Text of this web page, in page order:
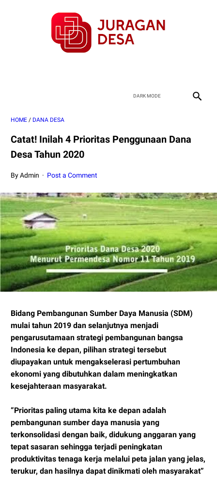
HOME / DANA DESA
Catat! Inilah 4 Prioritas Penggunaan Dana
Desa Tahun 2020
By Admin Post a Comment
Bidang Pembangunan Sumber Daya Manusia (SDM)
mulai tahun 2019 dan selanjutnya menjadi
pengarusutamaan strategi pembangunan bangsa
Indonesia ke depan, pilihan strategi tersebut
diupayakan untuk mengakselerasi pertumbuhan
ekonomi yang dibutuhkan dalam meningkatkan
kesejahteraan masyarakat.
“Prioritas paling utama kita ke depan adalah
pembangunan sumber daya manusia yang
terkonsolidasi dengan baik, didukung anggaran yang
tepat sasaran sehingga terjadi peningkatan
produktivitas tenaga kerja melalui peta jalan yang jelas,
terukur, dan hasilnya dapat dinikmati oleh masyarakat”